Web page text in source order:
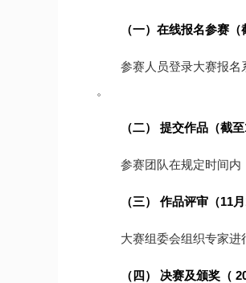
（一）在线报名参赛（
参赛人员登录大赛报名
。
（二） 提交作品（截至
参赛团队在规定时间内
（三） 作品评审（11
大赛组委会组织专家进
（四） 决赛及颁奖（